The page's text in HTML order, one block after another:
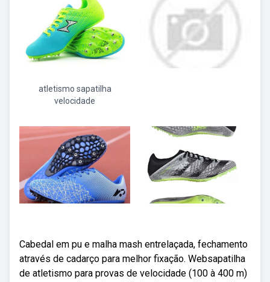
atletismo sapatilha
velocidade
Cabedal em pu e malha mash entrelaçada, fechamento
através de cadarço para melhor fixação. Websapatilha
de atletismo para provas de velocidade (100 à 400 m)